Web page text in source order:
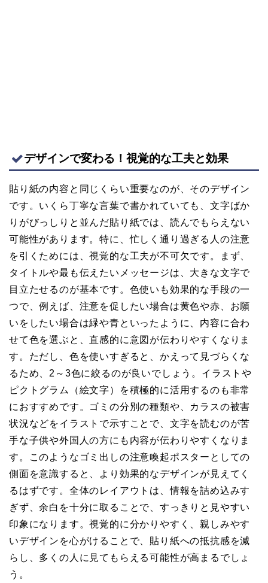
デザインで変わる！視覚的な工夫と効果
貼り紙の内容と同じくらい重要なのが、そのデザイン
です。いくら丁寧な言葉で書かれていても、文字ばか
りがびっしりと並んだ貼り紙では、読んでもらえない
可能性があります。特に、忙しく通り過ぎる人の注意
を引くためには、視覚的な工夫が不可欠です。まず、
タイトルや最も伝えたいメッセージは、大きな文字で
目立たせるのが基本です。色使いも効果的な手段の一
つで、例えば、注意を促したい場合は黄色や赤、お願
いをしたい場合は緑や青といったように、内容に合わ
せて色を選ぶと、直感的に意図が伝わりやすくなりま
す。ただし、色を使いすぎると、かえって見づらくな
るため、2～3色に絞るのが良いでしょう。イラストや
ピクトグラム（絵文字）を積極的に活用するのも非常
におすすめです。ゴミの分別の種類や、カラスの被害
状況などをイラストで示すことで、文字を読むのが苦
手な子供や外国人の方にも内容が伝わりやすくなりま
す。このようなゴミ出しの注意喚起ポスターとしての
側面を意識すると、より効果的なデザインが見えてく
るはずです。全体のレイアウトは、情報を詰め込みす
ぎず、余白を十分に取ることで、すっきりと見やすい
印象になります。視覚的に分かりやすく、親しみやす
いデザインを心がけることで、貼り紙への抵抗感を減
らし、多くの人に見てもらえる可能性が高まるでしょ
う。